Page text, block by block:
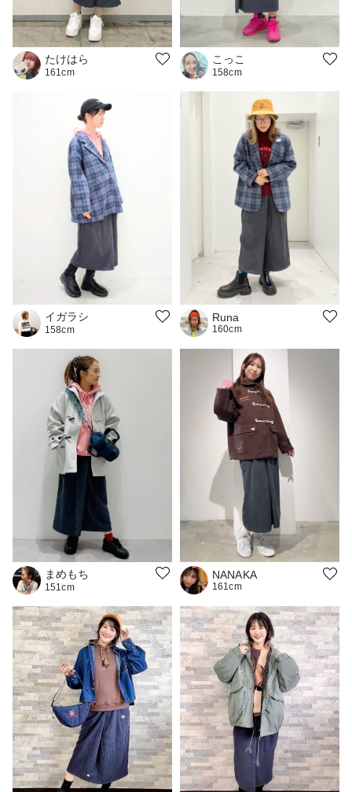
たけはら
161cm
こっこ
158cm
イガラシ
158cm
Runa
160cm
まめもち
151cm
NANAKA
161cm